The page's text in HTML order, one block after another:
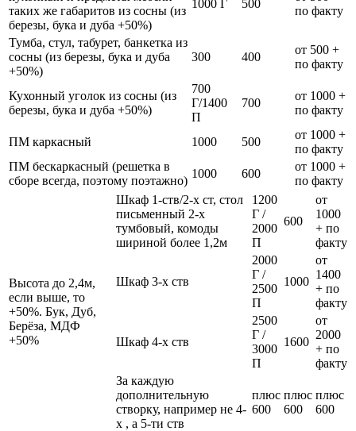
таких же габаритов из сосны (из
березы, бука и дуба +50%)
1000 Г 500
по факту
Тумба, стул, табурет, банкетка из
сосны (из березы, бука и дуба
+50%)
300 400
от 500 +
по факту
Кухонный уголок из сосны (из
березы, бука и дуба +50%)
700
Г/1400
П
700
от 1000 +
по факту
ПМ каркасный 1000 500
от 1000 +
по факту
ПМ бескаркасный (решетка в
сборе всегда, поэтому поэтажно)
1000 600
от 1000 +
по факту
Высота до 2,4м,
если выше, то
+50%. Бук, Дуб,
Берёза, МДФ
+50%
Шкаф 1-ств/2-х ст, стол
письменный 2-х
тумбовый, комоды
шириной более 1,2м
1200
Г /
2000
П
600
от
1000
+ по
факту
Шкаф 3-х ств
2000
Г /
2500
П
1000
от
1400
+ по
факту
Шкаф 4-х ств
2500
Г /
3000
П
1600
от
2000
+ по
факту
За каждую
дополнительную
створку, например не 4-
х , а 5-ти ств
плюс
600
плюс
600
плюс
600